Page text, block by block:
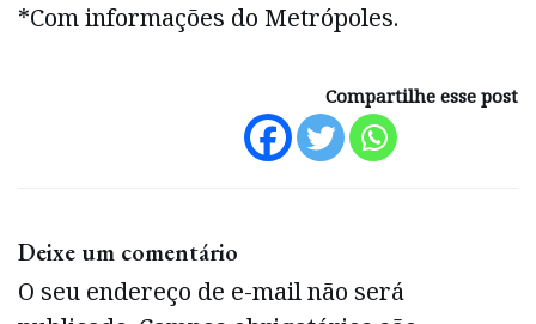
*Com informações do Metrópoles.
Compartilhe esse post
Deixe um comentário
O seu endereço de e-mail não será